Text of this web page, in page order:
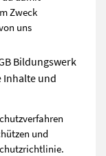
Zweck
uns
Bildungswerk
Inhalte und
und
.